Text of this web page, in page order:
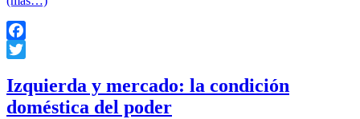
Facebook
Izquierda y mercado: la condición
doméstica del poder